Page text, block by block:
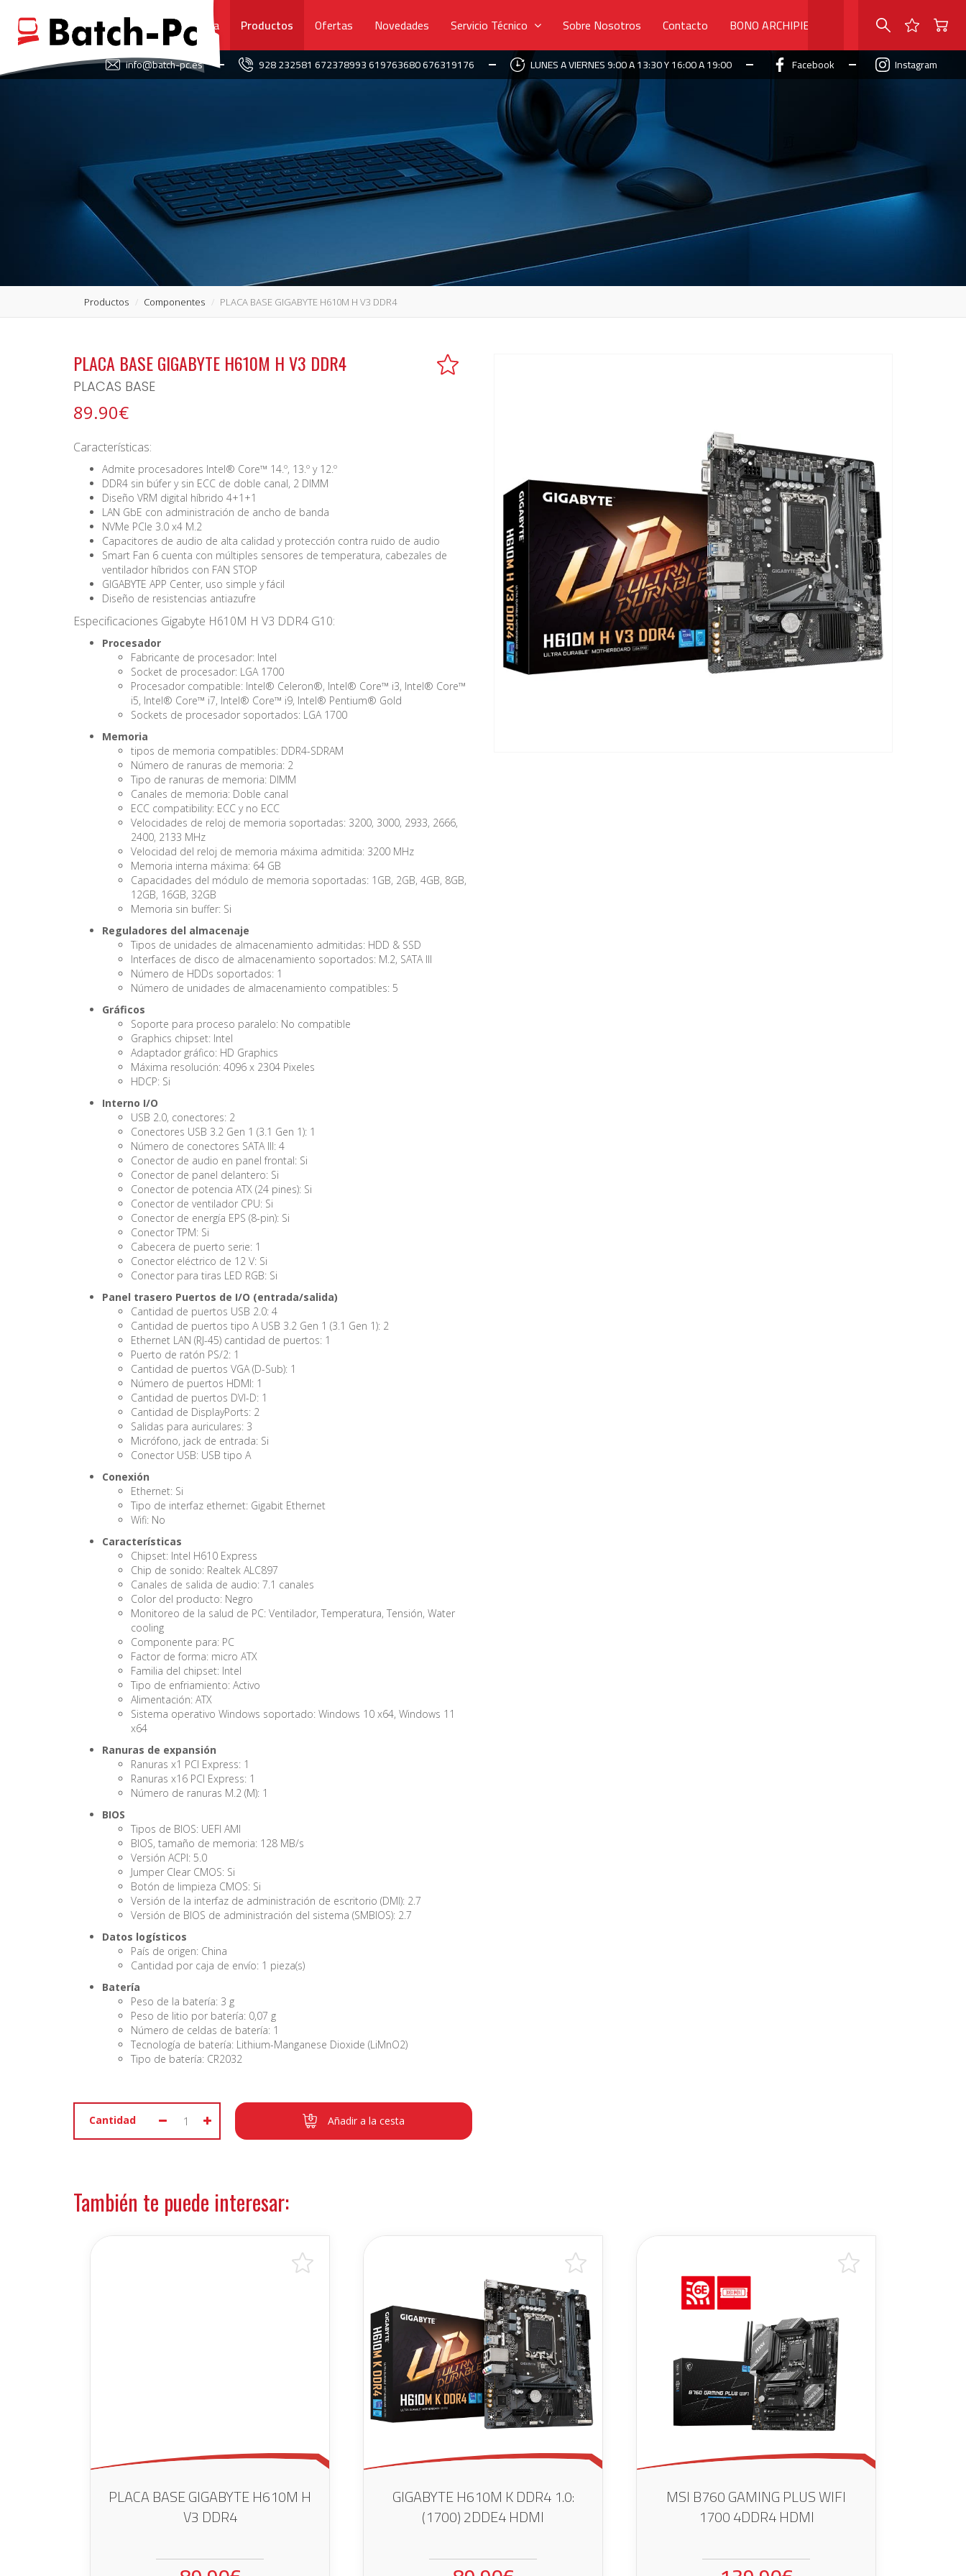
Portada Productos Ofertas Novedades Servicio Técnico Sobre Nosotros Contacto BONO ARCHIPIELAGO
info@batch-pc.es 928 232581 672378993 619763680 676319176 LUNES A VIERNES 9:00 A 13:30 Y 16:00 A 19:00 Facebook Instagram
Productos Componentes PLACA BASE GIGABYTE H610M H V3 DDR4
PLACA BASE GIGABYTE H610M H V3 DDR4
PLACAS BASE
89.90€
Características:
Admite procesadores Intel® Core™ 14.º, 13.º y 12.º
DDR4 sin búfer y sin ECC de doble canal, 2 DIMM
Diseño VRM digital híbrido 4+1+1
LAN GbE con administración de ancho de banda
NVMe PCIe 3.0 x4 M.2
Capacitores de audio de alta calidad y protección contra ruido de audio
Smart Fan 6 cuenta con múltiples sensores de temperatura, cabezales de
ventilador híbridos con FAN STOP
GIGABYTE APP Center, uso simple y fácil
Diseño de resistencias antiazufre
Especificaciones Gigabyte H610M H V3 DDR4 G10:
Procesador
Fabricante de procesador: Intel
Socket de procesador: LGA 1700
Procesador compatible: Intel® Celeron®, Intel® Core™ i3, Intel® Core™
i5, Intel® Core™ i7, Intel® Core™ i9, Intel® Pentium® Gold
Sockets de procesador soportados: LGA 1700
Memoria
tipos de memoria compatibles: DDR4-SDRAM
Número de ranuras de memoria: 2
Tipo de ranuras de memoria: DIMM
Canales de memoria: Doble canal
ECC сompatibility: ECC y no ECC
Velocidades de reloj de memoria soportadas: 3200, 3000, 2933, 2666,
2400, 2133 MHz
Velocidad del reloj de memoria máxima admitida: 3200 MHz
Memoria interna máxima: 64 GB
Capacidades del módulo de memoria soportadas: 1GB, 2GB, 4GB, 8GB,
12GB, 16GB, 32GB
Memoria sin buffer: Si
Reguladores del almacenaje
Tipos de unidades de almacenamiento admitidas: HDD & SSD
Interfaces de disco de almacenamiento soportados: M.2, SATA III
Número de HDDs soportados: 1
Número de unidades de almacenamiento compatibles: 5
Gráficos
Soporte para proceso paralelo: No compatible
Graphics chipset: Intel
Adaptador gráfico: HD Graphics
Máxima resolución: 4096 x 2304 Pixeles
HDCP: Si
Interno I/O
USB 2.0, conectores: 2
Conectores USB 3.2 Gen 1 (3.1 Gen 1): 1
Número de conectores SATA III: 4
Conector de audio en panel frontal: Si
Conector de panel delantero: Si
Conector de potencia ATX (24 pines): Si
Conector de ventilador CPU: Si
Conector de energía EPS (8-pin): Si
Conector TPM: Si
Cabecera de puerto serie: 1
Conector eléctrico de 12 V: Si
Conector para tiras LED RGB: Si
Panel trasero Puertos de I/O (entrada/salida)
Cantidad de puertos USB 2.0: 4
Cantidad de puertos tipo A USB 3.2 Gen 1 (3.1 Gen 1): 2
Ethernet LAN (RJ-45) cantidad de puertos: 1
Puerto de ratón PS/2: 1
Cantidad de puertos VGA (D-Sub): 1
Número de puertos HDMI: 1
Cantidad de puertos DVI-D: 1
Cantidad de DisplayPorts: 2
Salidas para auriculares: 3
Micrófono, jack de entrada: Si
Conector USB: USB tipo A
Conexión
Ethernet: Si
Tipo de interfaz ethernet: Gigabit Ethernet
Wifi: No
Características
Chipset: Intel H610 Express
Chip de sonido: Realtek ALC897
Canales de salida de audio: 7.1 canales
Color del producto: Negro
Monitoreo de la salud de PC: Ventilador, Temperatura, Tensión, Water
cooling
Componente para: PC
Factor de forma: micro ATX
Familia del chipset: Intel
Tipo de enfriamiento: Activo
Alimentación: ATX
Sistema operativo Windows soportado: Windows 10 x64, Windows 11
x64
Ranuras de expansión
Ranuras x1 PCI Express: 1
Ranuras x16 PCI Express: 1
Número de ranuras M.2 (M): 1
BIOS
Tipos de BIOS: UEFI AMI
BIOS, tamaño de memoria: 128 MB/s
Versión ACPI: 5.0
Jumper Clear CMOS: Si
Botón de limpieza CMOS: Si
Versión de la interfaz de administración de escritorio (DMI): 2.7
Versión de BIOS de administración del sistema (SMBIOS): 2.7
Datos logísticos
País de origen: China
Cantidad por caja de envío: 1 pieza(s)
Batería
Peso de la batería: 3 g
Peso de litio por batería: 0,07 g
Número de celdas de batería: 1
Tecnología de batería: Lithium-Manganese Dioxide (LiMnO2)
Tipo de batería: CR2032
Cantidad Añadir a la cesta
También te puede interesar:
PLACA BASE GIGABYTE H610M H
V3 DDR4
GIGABYTE H610M K DDR4 1.0:
(1700) 2DDE4 HDMI
MSI B760 GAMING PLUS WIFI
1700 4DDR4 HDMI
FAVORITOS